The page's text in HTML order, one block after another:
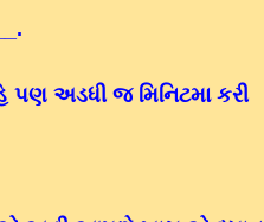
અડધી જ મિનિટમા કરી